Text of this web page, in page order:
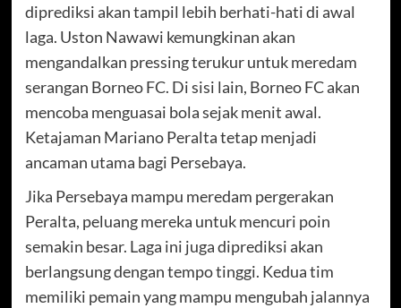
diprediksi akan tampil lebih berhati-hati di awal
laga. Uston Nawawi kemungkinan akan
mengandalkan pressing terukur untuk meredam
serangan Borneo FC. Di sisi lain, Borneo FC akan
mencoba menguasai bola sejak menit awal.
Ketajaman Mariano Peralta tetap menjadi
ancaman utama bagi Persebaya.
Jika Persebaya mampu meredam pergerakan
Peralta, peluang mereka untuk mencuri poin
semakin besar. Laga ini juga diprediksi akan
berlangsung dengan tempo tinggi. Kedua tim
memiliki pemain yang mampu mengubah jalannya